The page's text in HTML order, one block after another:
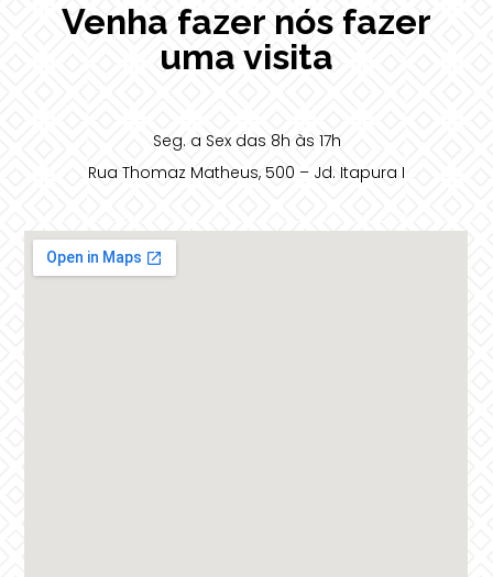
Venha fazer nós fazer
uma visita
Seg. a Sex das 8h às 17h
Rua Thomaz Matheus, 500 – Jd. Itapura I